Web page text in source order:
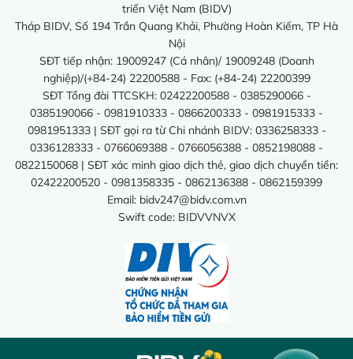
triển Việt Nam (BIDV)
Tháp BIDV, Số 194 Trần Quang Khải, Phường Hoàn Kiếm, TP Hà
Nội
SĐT tiếp nhận: 19009247 (Cá nhân)/ 19009248 (Doanh
nghiệp)/(+84-24) 22200588 - Fax: (+84-24) 22200399
SĐT Tổng đài TTCSKH: 02422200588 - 0385290066 -
0385190066 - 0981910333 - 0866200333 - 0981915333 -
0981951333 | SĐT gọi ra từ Chi nhánh BIDV: 0336258333 -
0336128333 - 0766069388 - 0766056388 - 0852198088 -
0822150068 | SĐT xác minh giao dịch thẻ, giao dịch chuyển tiền:
02422200520 - 0981358335 - 0862136388 - 0862159399
Email: bidv247@bidv.com.vn
Swift code: BIDVVNVX